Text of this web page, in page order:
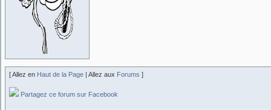
[ Allez en Haut de la Page | Allez aux Forums ]
Partagez ce forum sur Facebook